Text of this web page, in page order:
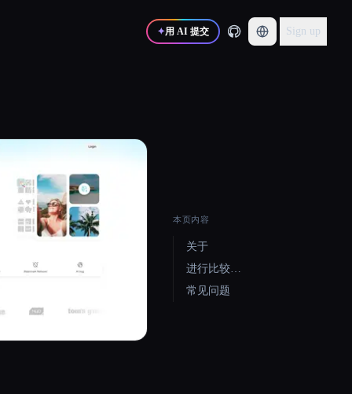
✦用 AI 提交 Sign up
本页内容
关于
进行比较…
常见问题